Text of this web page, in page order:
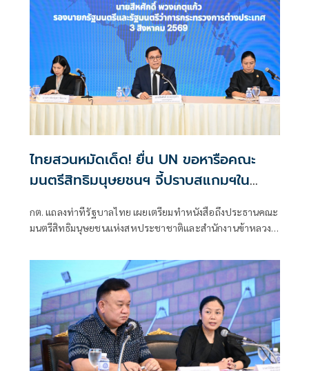
ไทยสวนหมัดเด็ด! ยื่น UN ขอหารือคณะ
มนตรีสิทธิมนุษยชนฯ จี้ปราบสแกมฯใน
กัมพูชา โต้ยิบรายงาน 'ทอม แอนดรูว์ส'
กต. แถลงท่าทีรัฐบาลไทย เผยเตรียมทำหนังสือถึงประธานคณะ
มนตรีสิทธิมนุษยชนแห่งสหประชาชาติและสำนักงานข้าหลวง
รายงานพิเศษพาดพิงประเทศไทย มีหลายประเด็นที่ไม่เห็นด้วย
ชี้กระทบความเป็นกลาง -เที่ยงธรรม “สีหศักดิ์”